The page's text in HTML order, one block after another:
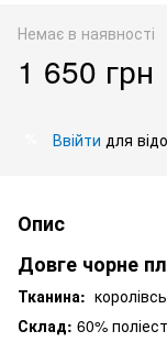
Немає в наявності
1 650 грн
Ввійти для
Опис
Довге чорне
Тканина:
Склад: 60%